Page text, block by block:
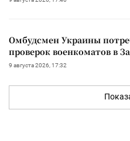
Омбудсмен Украины
проверок военкоматов в
9 августа 2026, 17:32